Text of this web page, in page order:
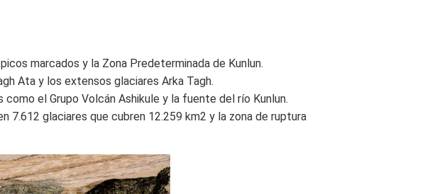
marcados y la Zona Predeterminada de Kunlun.
Ata y los extensos glaciares Arka Tagh.
el Grupo Volcán Ashikule y la fuente del río Kunlun.
7.612 glaciares que cubren 12.259 km2 y la zona de ruptura